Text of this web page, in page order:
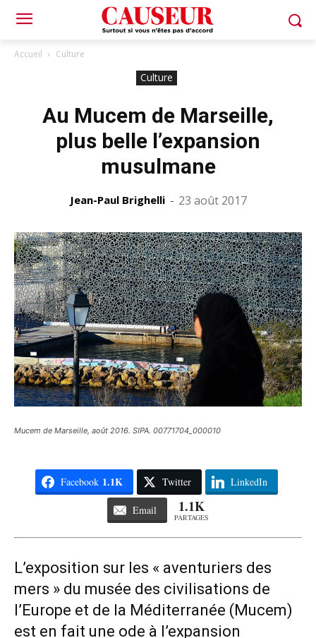
Accueil Culture
Culture
Au Mucem de Marseille,
plus belle l’expansion
musulmane
Jean-Paul Brighelli - 23 août 2017
Mucem de Marseille, août 2016. SIPA. 00771704_000010
Facebook 1.1K Twitter LinkedIn
Email 1.1K
PARTAGES
L’exposition sur les « aventuriers des
mers » du musée des civilisations de
l’Europe et de la Méditerranée (Mucem)
est en fait une ode à l’expansion